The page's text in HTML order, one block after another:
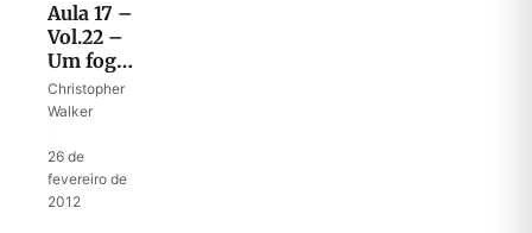
Aula 17 –
Vol.22 –
Um fogo
consumidor
que não
Christopher
Walker
26 de
fevereiro de
2012